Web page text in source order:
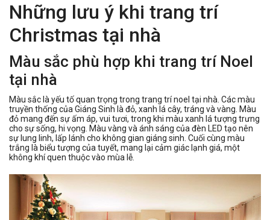
Những lưu ý khi trang trí
Christmas tại nhà
Màu sắc phù hợp khi trang trí Noel
tại nhà
Màu sắc là yếu tố quan trọng trong trang trí noel tại nhà. Các màu
truyền thống của Giáng Sinh là đỏ, xanh lá cây, tráng và vàng. Màu
đỏ mang đến sự ấm áp, vui tươi, trong khi màu xanh lá tượng trưng
cho sự sống, hi vọng. Màu vàng và ánh sáng của đèn LED tạo nên
sự lung linh, lấp lánh cho không gian giáng sinh. Cuối cùng màu
trắng là biểu tượng của tuyết, mang lại cảm giác lạnh giá, một
không khí quen thuộc vào mùa lễ.